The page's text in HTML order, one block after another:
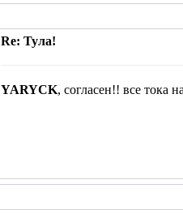
Re: Тула!
YARYCK, согласен!! все тока